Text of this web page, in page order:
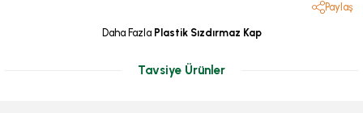
Paylaş
Daha Fazla Plastik Sızdırmaz Kap
Tavsiye Ürünler